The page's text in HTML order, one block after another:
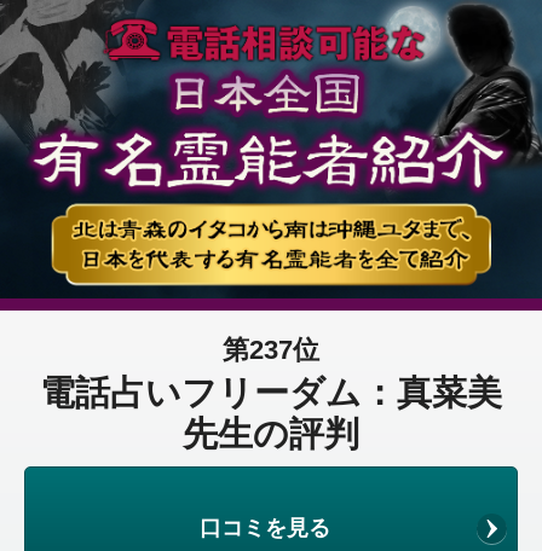
第237位
電話占いフリーダム：真菜美
先生の評判
口コミを見る